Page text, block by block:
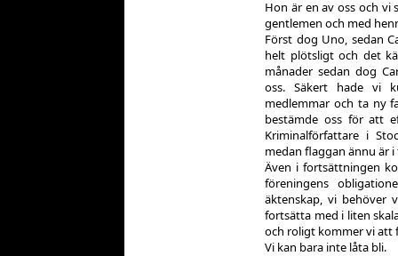
Hon är en av oss och vi
gentlemen och med
Först dog Uno, sedan
helt plötsligt och det
månader sedan dog
oss. Säkert hade vi
medlemmar och ta ny
bestämde oss för att
Kriminalförfattare i
medan flaggan ännu är
Även i fortsättningen
föreningens
äktenskap, vi behöver
fortsätta med i liten
och roligt kommer vi att
Vi kan bara inte låta bli.